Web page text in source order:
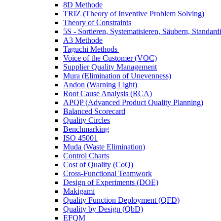
8D Methode
TRIZ (Theory of Inventive Problem Solving)
Theory of Constraints
5S - Sortieren, Systematisieren, Säubern,
A3 Methode
Taguchi Methods
Voice of the Customer (VOC)
Supplier Quality Management
Mura (Elimination of Unevenness)
Andon (Warning Light)
Root Cause Analysis (RCA)
APQP (Advanced Product Quality Planning)
Balanced Scorecard
Quality Circles
Benchmarking
ISO 45001
Muda (Waste Elimination)
Control Charts
Cost of Quality (CoQ)
Cross-Functional Teamwork
Design of Experiments (DOE)
Makigami
Quality Function Deployment (QFD)
Quality by Design (QbD)
EFQM